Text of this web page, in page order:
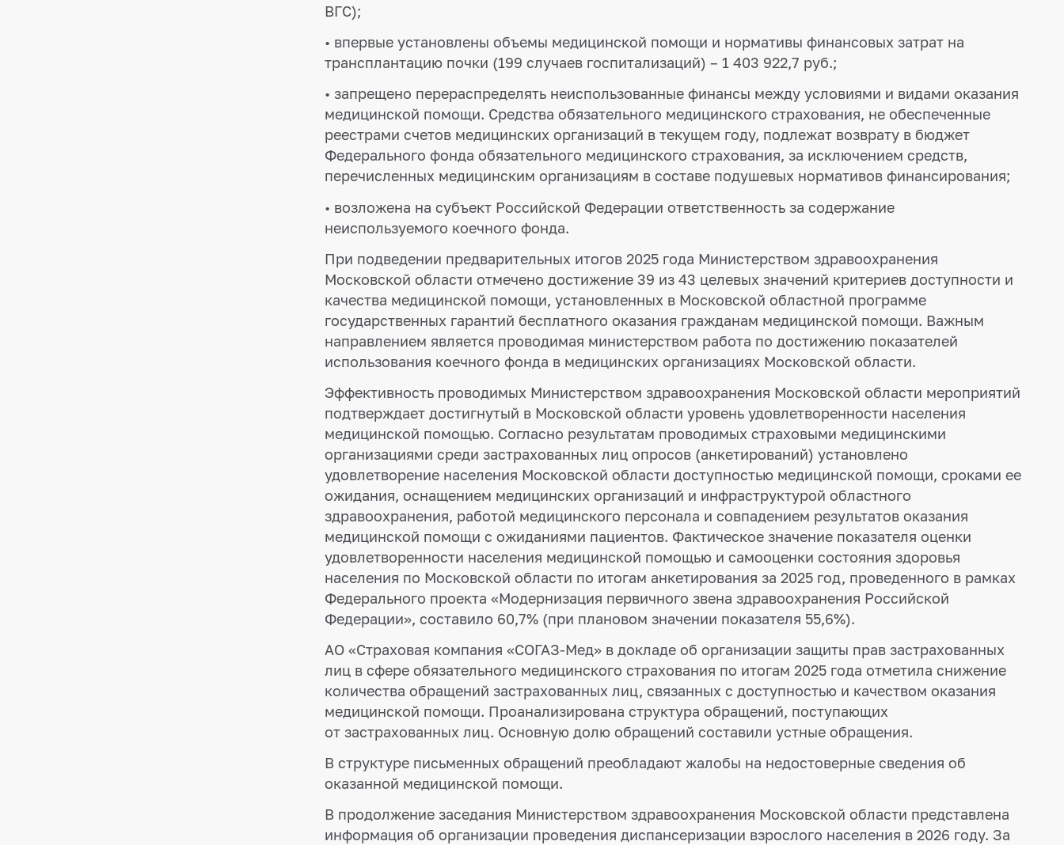
ВГС);
• впервые установлены объемы медицинской помощи и нормативы финансовых затрат на
трансплантацию почки (199 случаев госпитализаций) – 1 403 922,7 руб.;
• запрещено перераспределять неиспользованные финансы между условиями и видами оказания
медицинской помощи. Средства обязательного медицинского страхования, не обеспеченные
реестрами счетов медицинских организаций в текущем году, подлежат возврату в бюджет
Федерального фонда обязательного медицинского страхования, за исключением средств,
перечисленных медицинским организациям в составе подушевых нормативов финансирования;
• возложена на субъект Российской Федерации ответственность за содержание
неиспользуемого коечного фонда.
При подведении предварительных итогов 2025 года Министерством здравоохранения
Московской области отмечено достижение 39 из 43 целевых значений критериев доступности и
качества медицинской помощи, установленных в Московской областной программе
государственных гарантий бесплатного оказания гражданам медицинской помощи. Важным
направлением является проводимая министерством работа по достижению показателей
использования коечного фонда в медицинских организациях Московской области.
Эффективность проводимых Министерством здравоохранения Московской области мероприятий
подтверждает достигнутый в Московской области уровень удовлетворенности населения
медицинской помощью. Согласно результатам проводимых страховыми медицинскими
организациями среди застрахованных лиц опросов (анкетирований) установлено
удовлетворение населения Московской области доступностью медицинской помощи, сроками ее
ожидания, оснащением медицинских организаций и инфраструктурой областного
здравоохранения, работой медицинского персонала и совпадением результатов оказания
медицинской помощи с ожиданиями пациентов. Фактическое значение показателя оценки
удовлетворенности населения медицинской помощью и самооценки состояния здоровья
населения по Московской области по итогам анкетирования за 2025 год, проведенного в рамках
Федерального проекта «Модернизация первичного звена здравоохранения Российской
Федерации», составило 60,7% (при плановом значении показателя 55,6%).
АО «Страховая компания «СОГАЗ-Мед» в докладе об организации защиты прав застрахованных
лиц в сфере обязательного медицинского страхования по итогам 2025 года отметила снижение
количества обращений застрахованных лиц, связанных с доступностью и качеством оказания
медицинской помощи. Проанализирована структура обращений, поступающих
от застрахованных лиц. Основную долю обращений составили устные обращения.
В структуре письменных обращений преобладают жалобы на недостоверные сведения об
оказанной медицинской помощи.
В продолжение заседания Министерством здравоохранения Московской области представлена
информация об организации проведения диспансеризации взрослого населения в 2026 году. За